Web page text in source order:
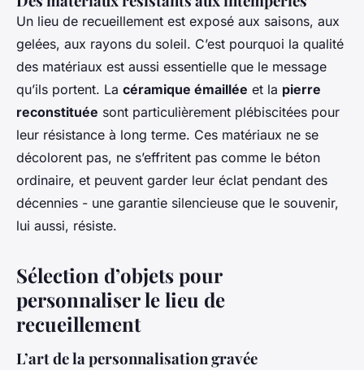
Un lieu de recueillement est exposé aux saisons, aux
gelées, aux rayons du soleil. C’est pourquoi la qualité
des matériaux est aussi essentielle que le message
qu’ils portent. La céramique émaillée et la pierre
reconstituée sont particulièrement plébiscitées pour
leur résistance à long terme. Ces matériaux ne se
décolorent pas, ne s’effritent pas comme le béton
ordinaire, et peuvent garder leur éclat pendant des
décennies - une garantie silencieuse que le souvenir,
lui aussi, résiste.
Sélection d’objets pour
personnaliser le lieu de
recueillement
L’art de la personnalisation gravée